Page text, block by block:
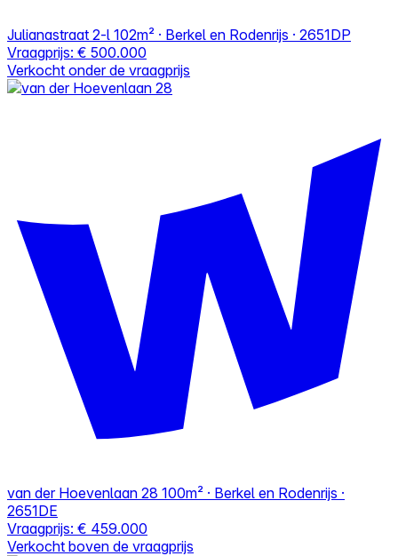
Julianastraat 2-l 102m² · Berkel en Rodenrijs · 2651DP
Vraagprijs: € 500.000
Verkocht onder de vraagprijs
van der Hoevenlaan 28 100m² · Berkel en Rodenrijs ·
2651DE
Vraagprijs: € 459.000
Verkocht boven de vraagprijs